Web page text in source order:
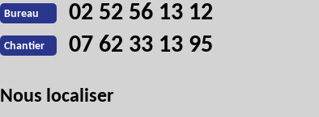
Bureau 02 52 56 13 12
Chantier 07 62 33 13 95
Nous localiser